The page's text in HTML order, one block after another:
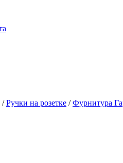
/Ручки на розетке /Фурнитура